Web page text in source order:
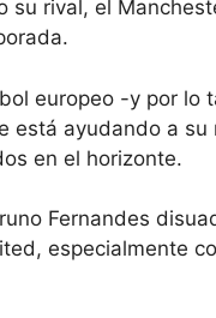
su rival, el
europeo -y por lo
está ayudando a
en el horizonte.
Fernandes
especialmente